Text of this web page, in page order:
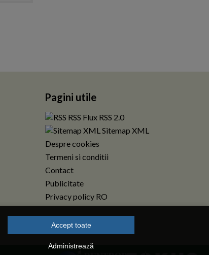
Accept toate
Administrează
Pagini utile
RSS Flux RSS 2.0
Sitemap XML
Despre cookies
Termeni si conditii
Contact
Publicitate
Privacy policy RO